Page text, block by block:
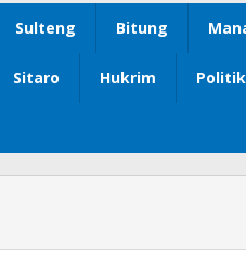
Sulteng Bitung
Sitaro Hukrim Politik